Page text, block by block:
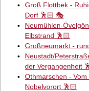
Groß Flottbek -
Dorf 🕺🏻 🎭
Neumühlen-
Elbstrand 🕺🏻
Großneumarkt -
Neustadt/
der Vergangenheit
Othmarschen -
Nobelvorort 🕺🏻